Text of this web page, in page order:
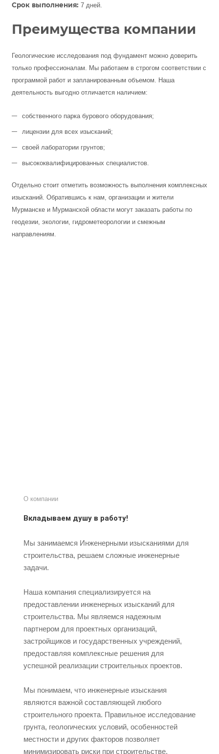
Срок выполнения: 7 дней.
Преимущества компании
Геологические исследования под фундамент можно доверить
только профессионалам. Мы работаем в строгом соответствии с
программой работ и запланированным объемом. Наша
деятельность выгодно отличается наличием:
собственного парка бурового оборудования;
лицензии для всех изысканий;
своей лаборатории грунтов;
высококвалифицированных специалистов.
Отдельно стоит отметить возможность выполнения комплексных
изысканий. Обратившись к нам, организации и жители
Мурманске и Мурманской области могут заказать работы по
геодезии, экологии, гидрометеорологии и смежным
направлениям.
О компании
Вкладываем душу в работу!
Мы занимаемся Инженерными изысканиями для
строительства, решаем сложные инженерные
задачи.
Наша компания специализируется на
предоставлении инженерных изысканий для
строительства. Мы являемся надежным
партнером для проектных организаций,
застройщиков и государственных учреждений,
предоставляя комплексные решения для
успешной реализации строительных проектов.
Мы понимаем, что инженерные изыскания
являются важной составляющей любого
строительного проекта. Правильное исследование
грунта, геологических условий, особенностей
местности и других факторов позволяет
минимизировать риски при строительстве,